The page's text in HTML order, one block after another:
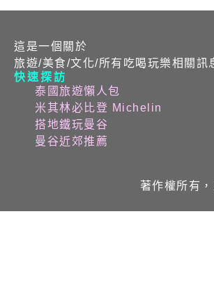
這是一個關於
旅遊/美食/文化/所有吃喝玩樂相關訊
快速探訪
泰國旅遊懶人包
米其林必比登 Michelin
搭地鐵玩曼谷
曼谷近郊推薦
著作權所有